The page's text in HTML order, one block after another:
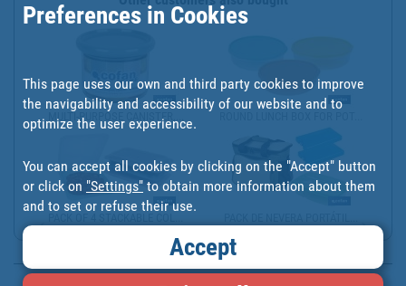
MULTI-PURPOSE CANISTER,...
Preferences in Cookies
This page uses our own and third party cookies to improve
the navigability and accessibility of our website and to
optimize the user experience.
You can accept all cookies by clicking on the "Accept" button
or click on "Settings" to obtain more information about them
and to set or refuse their use.
Accept